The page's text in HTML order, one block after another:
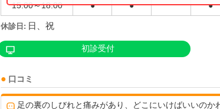
15:00～18:00 ● ● ●
休診日: 日、祝
初診受付
口コミ
足の裏のしびれと痛みがあり、どこにいけばいいのか